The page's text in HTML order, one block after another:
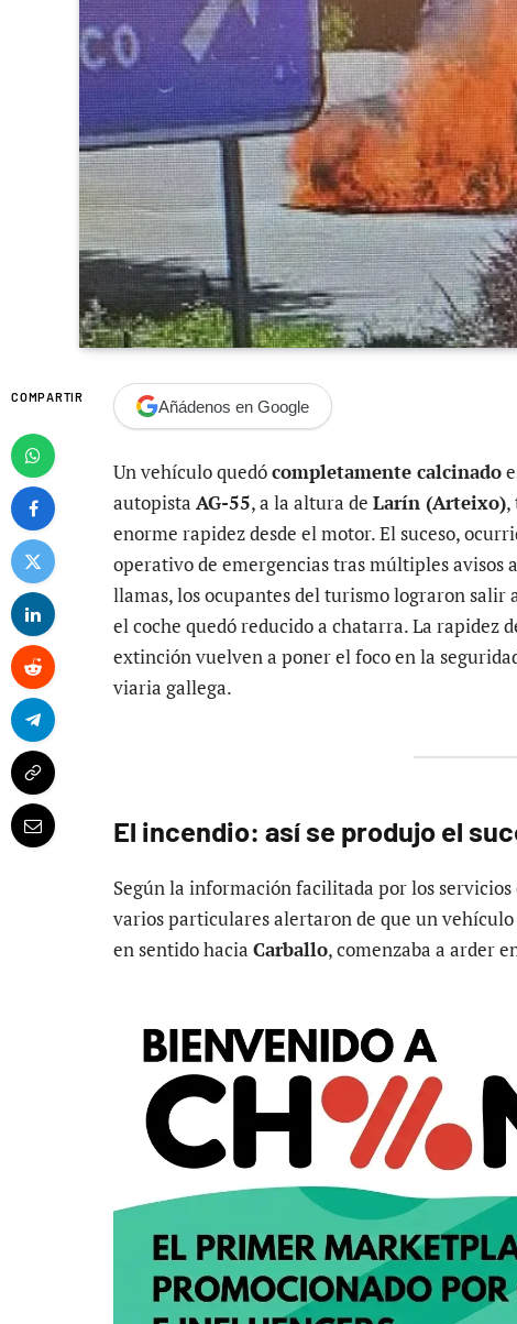
COMPARTIR Añádenos en Google
Un vehículo quedócompletamente calcinado
autopista AG-55, a la altura de Larín (Arteixo),
enorme rapidez desde el motor. El suceso,
operativo de emergencias tras múltiples avisos
llamas, los ocupantes del turismo lograron salir
el coche quedó reducido a chatarra. La rapidez
extinción vuelven a poner el foco en la
viaria gallega.
El incendio: así se produjo el
Según la información facilitada por los
varios particulares alertaron de que un
en sentido hacia Carballo, comenzaba a arder